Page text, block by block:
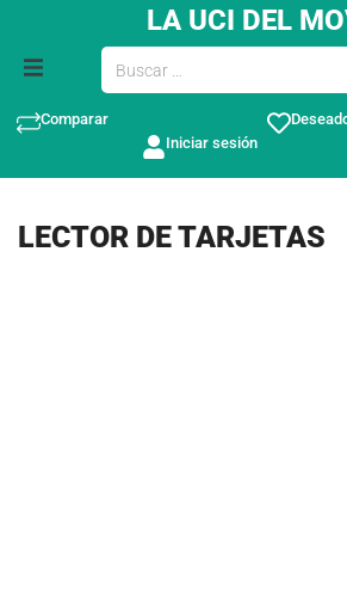
LA UCI DEL
Comparar
Iniciar sesión
LECTOR DE TARJETAS